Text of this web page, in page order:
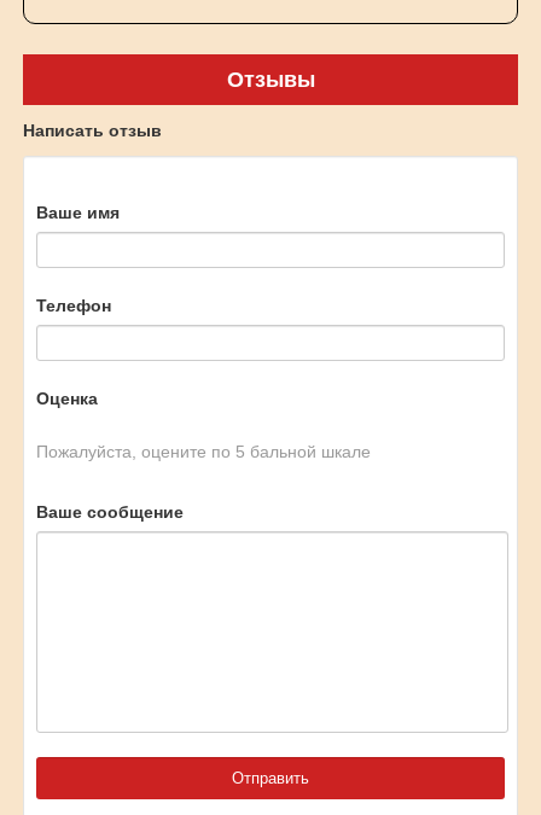
Отзывы
Написать отзыв
Ваше имя
Телефон
Оценка
Пожалуйста, оцените по 5 бальной шкале
Ваше сообщение